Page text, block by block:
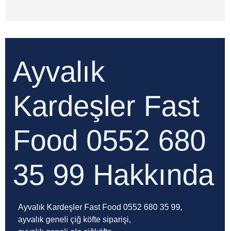
Ayvalık
Kardeşler Fast
Food 0552 680
35 99 Hakkında
Ayvalık Kardeşler Fast Food 0552 680 35 99,
ayvalık geneli çiğ köfte siparişi,